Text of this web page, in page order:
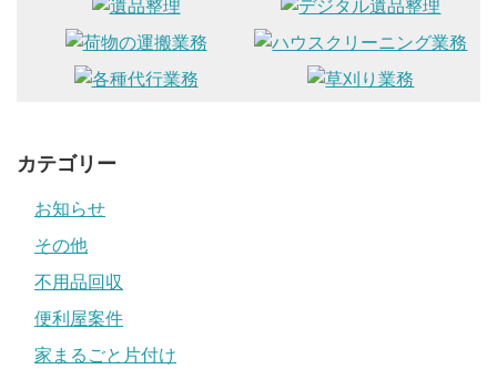
カテゴリー
お知らせ
その他
不用品回収
便利屋案件
家まるごと片付け